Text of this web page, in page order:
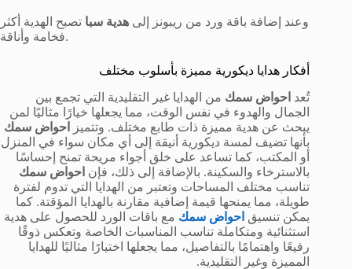
وعند إضافة باقة ورد من ريبونز إلى هدية سبا تصبح الهدية أكثر
فخامة وأناقة.
أفكار هدايا ديكورية مميزة بأسلوب مختلف
تُعد احواض سمك من الهدايا غير التقليدية التي تجمع بين
الجمال والهدوء في نفس الوقت، مما يجعلها خيارًا مثاليًا لمن
يبحث عن هدية مميزة ذات طابع مختلف. وتتميز
احواض سمك
بأنها تضيف لمسة ديكورية أنيقة إلى أي مكان سواء في المنزل
أو المكتب، كما تساعد على خلق أجواء مريحة تمنح إحساسًا
بالاسترخاء والسكينة. بالإضافة إلى ذلك، فإن احواض سمك
تناسب مختلف المساحات وتعتبر من الهدايا التي تدوم لفترة
طويلة، مما يمنحها قيمة إضافية مقارنة بالهدايا المؤقتة. كما
يمكن تنسيق احواض سمك مع باقات الورد للحصول على هدية
استثنائية ومتكاملة تناسب المناسبات الخاصة وتعكس ذوقًا
رفيعًا واهتمامًا بالتفاصيل، مما يجعلها اختيارًا مثاليًا للهدايا
المميزة وغير التقليدية.